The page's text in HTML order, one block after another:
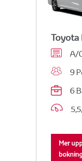
Toyota
A/
9
6
Mer